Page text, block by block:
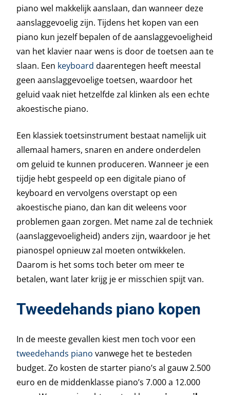
piano wel makkelijk aanslaan, dan wanneer deze
aanslaggevoelig zijn. Tijdens het kopen van een
piano kun jezelf bepalen of de aanslaggevoeligheid
van het klavier naar wens is door de toetsen aan te
slaan. Een keyboard daarentegen heeft meestal
geen aanslaggevoelige toetsen, waardoor het
geluid vaak niet hetzelfde zal klinken als een echte
akoestische piano.
Een klassiek toetsinstrument bestaat namelijk uit
allemaal hamers, snaren en andere onderdelen
om geluid te kunnen produceren. Wanneer je een
tijdje hebt gespeeld op een digitale piano of
keyboard en vervolgens overstapt op een
akoestische piano, dan kan dit weleens voor
problemen gaan zorgen. Met name zal de techniek
(aanslaggevoeligheid) anders zijn, waardoor je het
pianospel opnieuw zal moeten ontwikkelen.
Daarom is het soms toch beter om meer te
betalen, want later krijg je er misschien spijt van.
Tweedehands piano kopen
In de meeste gevallen kiest men toch voor een
tweedehands piano vanwege het te besteden
budget. Zo kosten de starter piano’s al gauw 2.500
euro en de middenklasse piano’s 7.000 a 12.000